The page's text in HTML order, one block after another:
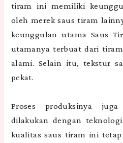
tiram ini memiliki
oleh merek saus tiram
keunggulan utama Saus
utamanya terbuat dari
alami. Selain itu, tekstur
pekat.
Proses produksinya
dilakukan dengan
kualitas saus tiram ini tetap